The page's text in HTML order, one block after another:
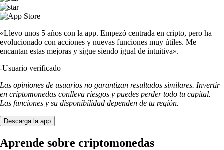
«Llevo unos 5 años con la app. Empezó centrada en cripto, pero ha
evolucionado con acciones y nuevas funciones muy útiles. Me
encantan estas mejoras y sigue siendo igual de intuitiva».
-Usuario verificado
Las opiniones de usuarios no garantizan resultados similares. Invertir
en criptomonedas conlleva riesgos y puedes perder todo tu capital.
Las funciones y su disponibilidad dependen de tu región.
Descarga la app
Aprende sobre criptomonedas